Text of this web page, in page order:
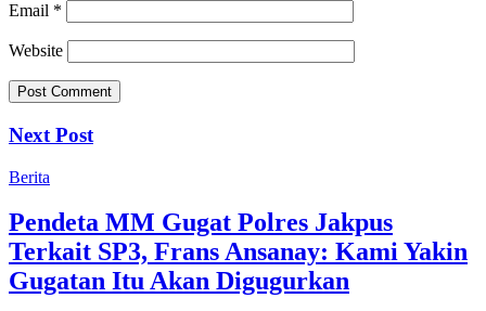
Email *
Website
Next Post
Berita
Pendeta MM Gugat Polres Jakpus
Terkait SP3, Frans Ansanay: Kami Yakin
Gugatan Itu Akan Digugurkan